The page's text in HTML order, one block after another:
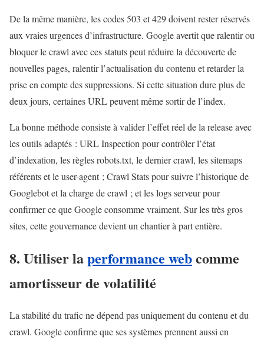
De la même manière, les codes 503 et 429 doivent rester réservés
aux vraies urgences d’infrastructure. Google avertit que ralentir ou
bloquer le crawl avec ces statuts peut réduire la découverte de
nouvelles pages, ralentir l’actualisation du contenu et retarder la
prise en compte des suppressions. Si cette situation dure plus de
deux jours, certaines URL peuvent même sortir de l’index.
La bonne méthode consiste à valider l’effet réel de la release avec
les outils adaptés : URL Inspection pour contrôler l’état
d’indexation, les règles robots.txt, le dernier crawl, les sitemaps
référents et le user-agent ; Crawl Stats pour suivre l’historique de
Googlebot et la charge de crawl ; et les logs serveur pour
confirmer ce que Google consomme vraiment. Sur les très gros
sites, cette gouvernance devient un chantier à part entière.
8. Utiliser laperformance webcomme
amortisseur de volatilité
La stabilité du trafic ne dépend pas uniquement du contenu et du
crawl. Google confirme que ses systèmes prennent aussi en